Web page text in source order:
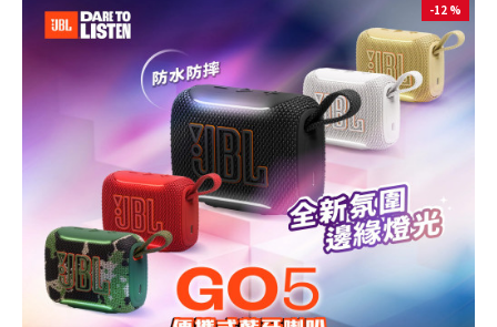
-12 %